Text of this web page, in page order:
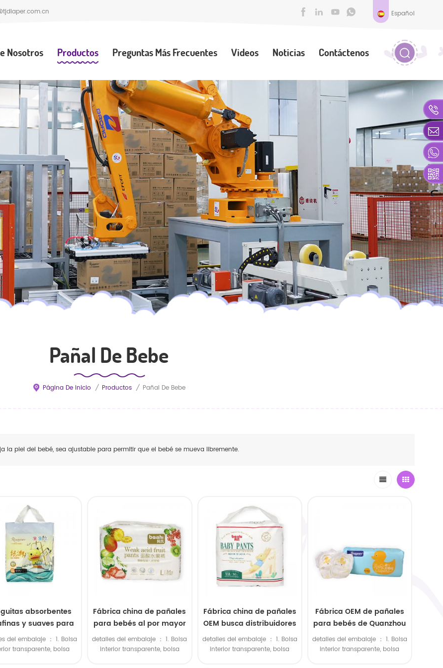
Español
Nosotros Productos Preguntas Más Frecuentes Videos Noticias Contáctenos
Pañal De Bebe
Página De Inicio / Productos / Pañal De Bebe
la piel del bebé, sea ajustable para permitir que el bebé se mueva libremente.
absorbentes
y suaves para
piel sensible
del embalaje ： 1. Bolsa
transparente, bolsa
Fábrica china de pañales
para bebés al por mayor
con fabricante OEM
detalles del embalaje ： 1. Bolsa
interior transparente, bolsa
Fábrica china de pañales
OEM busca distribuidores
globales
detalles del embalaje ： 1. Bolsa
interior transparente, bolsa
Fábrica OEM de pañales
para bebés de Quanzhou
detalles del embalaje ： 1. Bolsa
interior transparente, bolsa